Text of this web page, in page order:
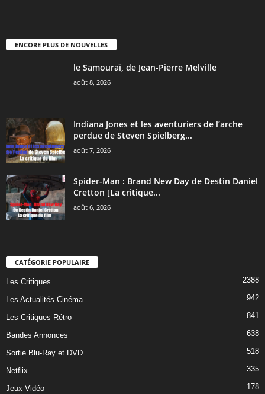
ENCORE PLUS DE NOUVELLES
le Samouraï, de Jean-Pierre Melville
août 8, 2026
Indiana Jones et les aventuriers de l’arche
perdue de Steven Spielberg...
août 7, 2026
Spider-Man : Brand New Day de Destin Daniel
Cretton [La critique...
août 6, 2026
CATÉGORIE POPULAIRE
Les Critiques 2388
Les Actualités Cinéma 942
Les Critiques Rétro 841
Bandes Annonces 638
Sortie Blu-Ray et DVD 518
Netflix 335
Jeux-Vidéo 178